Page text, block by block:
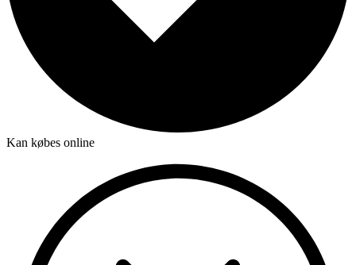
Kan købes online